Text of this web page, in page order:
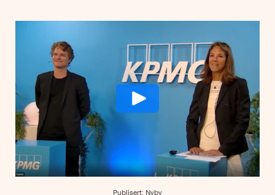
Publisert: Nyby